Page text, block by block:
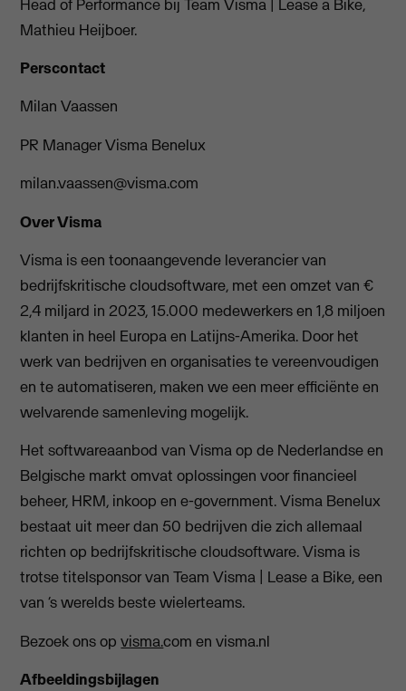
Head of Performance bij Team Visma | Lease a Bike,
Mathieu Heijboer.
Perscontact
Milan Vaassen
PR Manager Visma Benelux
milan.vaassen@visma.com
Over Visma
Visma is een toonaangevende leverancier van
bedrijfskritische cloudsoftware, met een omzet van €
2,4 miljard in 2023, 15.000 medewerkers en 1,8 miljoen
klanten in heel Europa en Latijns-Amerika. Door het
werk van bedrijven en organisaties te vereenvoudigen
en te automatiseren, maken we een meer efficiënte en
welvarende samenleving mogelijk.
Het softwareaanbod van Visma op de Nederlandse en
Belgische markt omvat oplossingen voor financieel
beheer, HRM, inkoop en e-government. Visma Benelux
bestaat uit meer dan 50 bedrijven die zich allemaal
richten op bedrijfskritische cloudsoftware. Visma is
trotse titelsponsor van Team Visma | Lease a Bike, een
van ‘s werelds beste wielerteams.
Bezoek ons opvisma.com en visma.nl
Afbeeldingsbijlagen